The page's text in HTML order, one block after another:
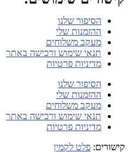
הסיפור שלנו
ההזמנות שלי
מעקב משלוחים
תנאי שימוש ורכישה באתר
מדיניות פרטיות
הסיפור שלנו
ההזמנות שלי
מעקב משלוחים
תנאי שימוש ורכישה באתר
מדיניות פרטיות
קישורים: פלט לקמין